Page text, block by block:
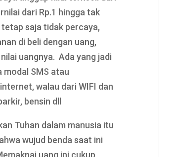
dari Rp.1 hingga tak
saja tidak percaya,
di beli dengan uang,
uangnya. Ada yang jadi
modal SMS atau
walau dari WIFI dan
bensin dll
Tuhan dalam manusia itu
wujud benda saat ini
uang ini cukup